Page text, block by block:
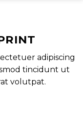
adipiscing
tincidunt ut
volutpat.